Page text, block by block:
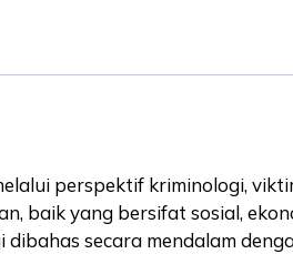
perspektif kriminologi,
baik yang bersifat sosial,
secara mendalam